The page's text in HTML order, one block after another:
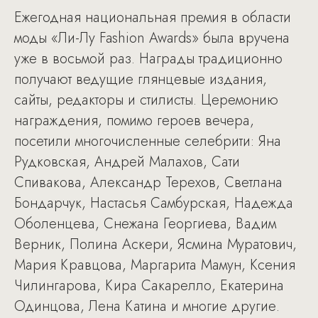
Ежегодная национальная премия в области
моды «Ли-Лу Fashion Awards» была вручена
уже в восьмой раз. Награды традиционно
получают ведущие глянцевые издания,
сайты, редакторы и стилисты. Церемонию
награждения, помимо героев вечера,
посетили многочисленные селебрити: Яна
Рудковская, Андрей Малахов, Сати
Спивакова, Александр Терехов, Светлана
Бондарчук, Настасья Самбурская, Надежда
Оболенцева, Снежана Георгиева, Вадим
Верник, Полина Аскери, Ясмина Муратович,
Мария Кравцова, Маргарита Мамун, Ксения
Чилингарова, Кира Сакарелло, Екатерина
Одинцова, Лена Катина и многие другие.